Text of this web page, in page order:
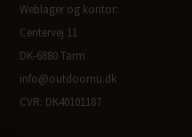
Weblager og kontor:
Centervej 11
DK-6880 Tarm
info@outdoornu.dk
CVR: DK40101187